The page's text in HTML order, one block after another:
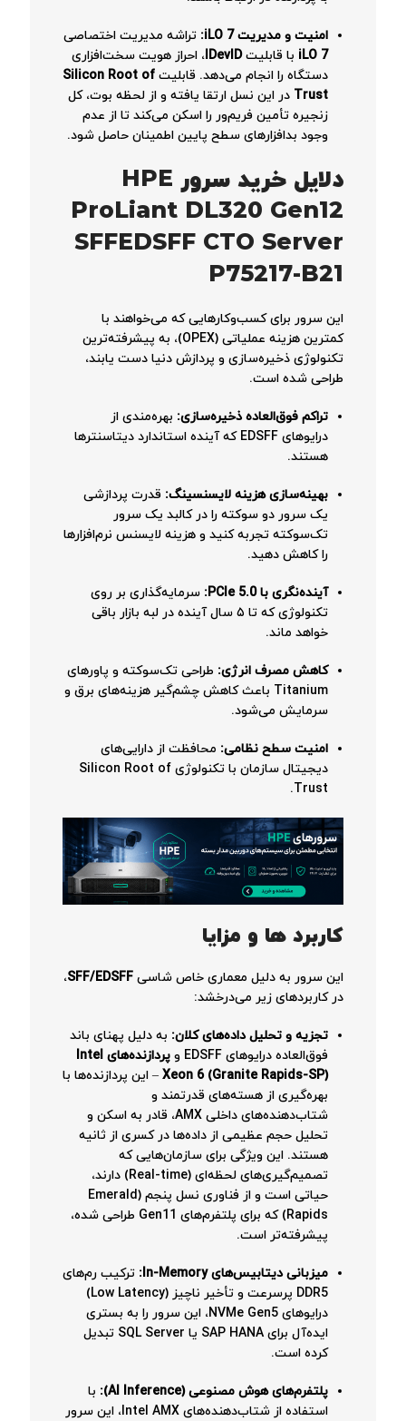
امنیت و مدیریت iLO 7:
تراشه مدیریت اختصاصی
iLO 7 با قابلیتIDevID، احراز هویت سخت‌افزاری
دستگاه را انجام می‌دهد. قابلیت Silicon Root of
Trust در این نسل ارتقا یافته و از لحظه بوت، کل
زنجیره تأمین فریم‌ور را اسکن می‌کند تا از عدم
وجود بدافزارهای سطح پایین اطمینان حاصل شود.
دلایل خرید سرور HPE
ProLiant DL320 Gen12
SFFEDSFF CTO Server
P75217-B21
این سرور برای کسب‌وکارهایی که می‌خواهند با
کمترین هزینه عملیاتی (OPEX)، به پیشرفته‌ترین
تکنولوژی ذخیره‌سازی و پردازش دنیا دست یابند،
طراحی شده است.
تراکم فوق‌العاده ذخیره‌سازی: بهره‌مندی از
درایوهای EDSFF که آینده استاندارد دیتاسنترها
هستند.
بهینه‌سازی هزینه لایسنسینگ: قدرت پردازشی
یک سرور دو سوکته را در کالبد یک سرور
تک‌سوکته تجربه کنید و هزینه لایسنس نرم‌افزارها
را کاهش دهید.
آینده‌نگری با PCIe 5.0:
سرمایه‌گذاری بر روی
تکنولوژی که تا ۵ سال آینده در لبه بازار باقی
خواهد ماند.
کاهش مصرف انرژی: طراحی تک‌سوکته و پاورهای
Titanium باعث کاهش چشم‌گیر هزینه‌های برق و
سرمایش می‌شود.
امنیت سطح نظامی: محافظت از دارایی‌های
دیجیتال سازمان با تکنولوژی Silicon Root of
Trust.
کاربرد ها و مزایا
این سرور به دلیل معماری خاص شاسی SFF/EDSFF،
در کاربردهای زیر می‌درخشد:
تجزیه و تحلیل داده‌های کلان: به دلیل پهنای باند
فوق‌العاده درایوهای EDSFF و
پردازنده‌های Intel
Xeon 6 (Granite Rapids-SP) – این پردازنده‌ها با
بهره‌گیری از هسته‌های قدرتمند و
شتاب‌دهنده‌های داخلی AMX، قادر به اسکن و
تحلیل حجم عظیمی از داده‌ها در کسری از ثانیه
هستند. این ویژگی برای سازمان‌هایی که
تصمیم‌گیری‌های لحظه‌ای (Real-time) دارند،
حیاتی است و از فناوری نسل پنجم (Emerald
Rapids) که برای پلتفرم‌های Gen11 طراحی شده،
پیشرفته‌تر است.
میزبانی دیتابیس‌های In-Memory:
ترکیب رم‌های
DDR5 پرسرعت و تأخیر ناچیز (Low Latency)
درایوهای NVMe Gen5، این سرور را به بستری
ایده‌آل برای SAP HANA یا SQL Server تبدیل
کرده است.
پلتفرم‌های هوش مصنوعی (AI Inference):
با
استفاده از شتاب‌دهنده‌های Intel AMX، این سرور